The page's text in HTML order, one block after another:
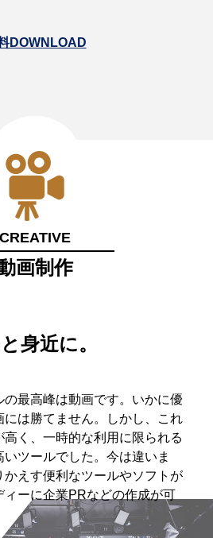
DOWNLOAD
CREATIVE
画制作
身近に。
最高峰は動画です。いかに優
は勝てません。しかし、これ
高く、一時的な利用に限られる
ツールでした。今は違いま
えす便利なツールやソフトが
ィーに企業PRなどの作成が可